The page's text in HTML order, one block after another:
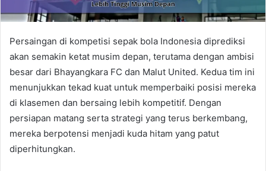
Persaingan di kompetisi sepak bola Indonesia diprediksi
akan semakin ketat musim depan, terutama dengan ambisi
besar dari Bhayangkara FC dan Malut United. Kedua tim ini
menunjukkan tekad kuat untuk memperbaiki posisi mereka
di klasemen dan bersaing lebih kompetitif. Dengan
persiapan matang serta strategi yang terus berkembang,
mereka berpotensi menjadi kuda hitam yang patut
diperhitungkan.